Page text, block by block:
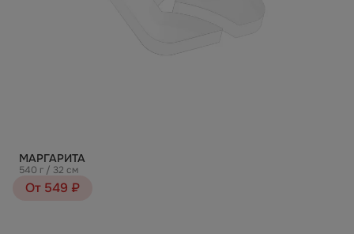
МАРГАРИТА
540 г / 32 см
От 549 ₽